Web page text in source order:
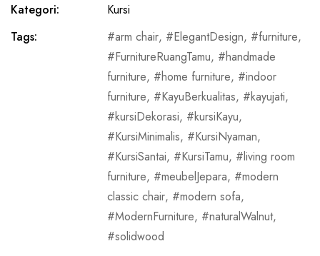
Kategori:
Kursi
Tags:
arm chair, ElegantDesign, furniture,
FurnitureRuangTamu,
handmade
furniture, home furniture,
indoor
furniture, KayuBerkualitas, kayujati,
kursiDekorasi, kursiKayu,
KursiMinimalis, KursiNyaman,
KursiSantai, KursiTamu,
living room
furniture, meubelJepara,
modern
classic chair, modern sofa,
ModernFurniture, naturalWalnut,
solidwood